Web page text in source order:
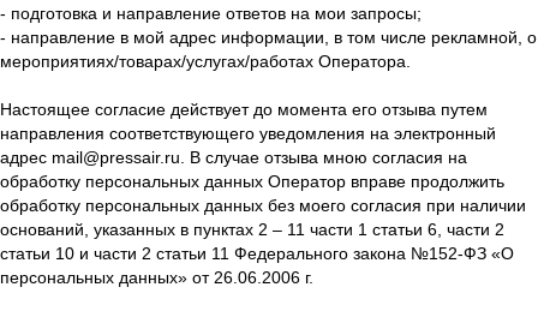
- подготовка и направление ответов на мои запросы;
- направление в мой адрес информации, в том числе рекламной, о
мероприятиях/товарах/услугах/работах Оператора.
Настоящее согласие действует до момента его отзыва путем
направления соответствующего уведомления на электронный
адрес mail@pressair.ru. В случае отзыва мною согласия на
обработку персональных данных Оператор вправе продолжить
обработку персональных данных без моего согласия при наличии
оснований, указанных в пунктах 2 – 11 части 1 статьи 6, части 2
статьи 10 и части 2 статьи 11 Федерального закона №152-ФЗ «О
персональных данных» от 26.06.2006 г.